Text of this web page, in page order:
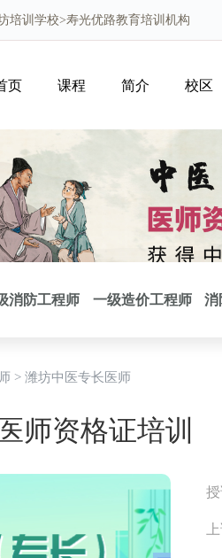
培训学校>寿光优路教育培训机构
页 课程 简介 校区
消防工程师 一级造价工程师 消
> 潍坊中医专长医师
师资格证培训